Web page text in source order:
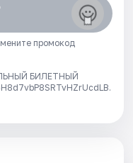
промокод
БИЛЕТНЫЙ